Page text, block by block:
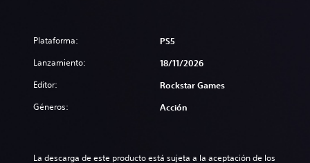
Plataforma: PS5
Lanzamiento: 18/11/2026
Editor: Rockstar Games
Géneros: Acción
La descarga de este producto está sujeta a la aceptación de los